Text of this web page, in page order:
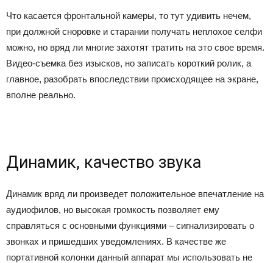
Что касается фронтальной камеры, то тут удивить нечем,
при должной сноровке и старании получать неплохое селфи
можно, но вряд ли многие захотят тратить на это свое время.
Видео-съемка без изысков, но записать короткий ролик, а
главное, разобрать впоследствии происходящее на экране,
вполне реально.
Динамик, качество звука
Динамик вряд ли произведет положительное впечатление на
аудиофилов, но высокая громкость позволяет ему
справляться с основными функциями – сигнализировать о
звонках и пришедших уведомлениях. В качестве же
портативной колонки данный аппарат мы использовать не